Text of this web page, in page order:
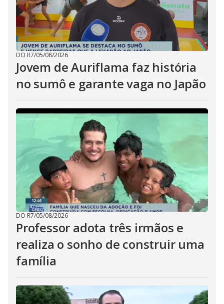
DO R7/05/08/2026
Jovem de Auriflama faz história
no sumô e garante vaga no Japão
DO R7/05/08/2026
Professor adota três irmãos e
realiza o sonho de construir uma
família